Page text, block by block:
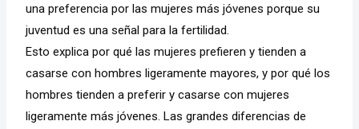
una preferencia por las mujeres más jóvenes porque su
juventud es una señal para la fertilidad.
Esto explica por qué las mujeres prefieren y tienden a
casarse con hombres ligeramente mayores, y por qué los
hombres tienden a preferir y casarse con mujeres
ligeramente más jóvenes. Las grandes diferencias de